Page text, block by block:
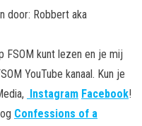
door: Robbert aka
FSOM kunt lezen en je mij
YouTube kanaal. Kun je
Instagram Facebook!
Confessions of a